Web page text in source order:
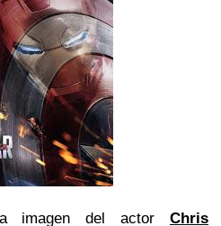
imagen del actor Chris